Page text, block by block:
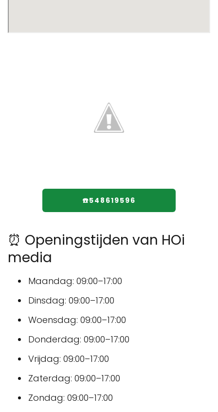
☎️548619596
⏰ Openingstijden van HOi
media
Maandag: 09:00–17:00
Dinsdag: 09:00–17:00
Woensdag: 09:00–17:00
Donderdag: 09:00–17:00
Vrijdag: 09:00–17:00
Zaterdag: 09:00–17:00
Zondag: 09:00–17:00